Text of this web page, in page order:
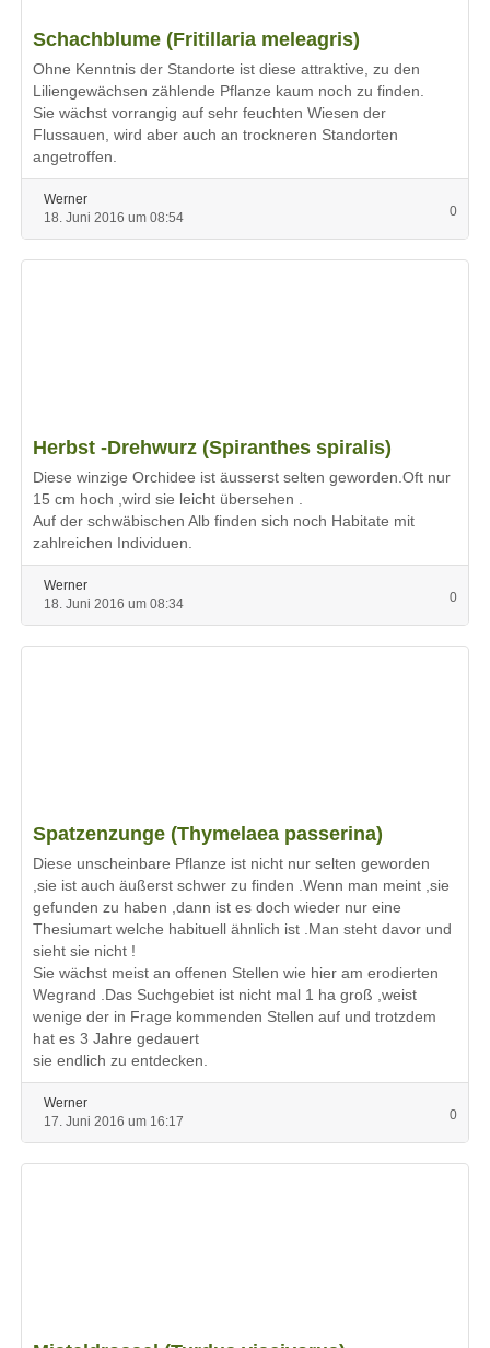
Schachblume (Fritillaria meleagris)
Ohne Kenntnis der Standorte ist diese attraktive, zu den
Liliengewächsen zählende Pflanze kaum noch zu finden.
Sie wächst vorrangig auf sehr feuchten Wiesen der
Flussauen, wird aber auch an trockneren Standorten
angetroffen.
Werner
18. Juni 2016 um 08:54
0
Herbst -Drehwurz (Spiranthes spiralis)
Diese winzige Orchidee ist äusserst selten geworden.Oft nur
15 cm hoch ,wird sie leicht übersehen .
Auf der schwäbischen Alb finden sich noch Habitate mit
zahlreichen Individuen.
Werner
18. Juni 2016 um 08:34
0
Spatzenzunge (Thymelaea passerina)
Diese unscheinbare Pflanze ist nicht nur selten geworden
,sie ist auch äußerst schwer zu finden .Wenn man meint ,sie
gefunden zu haben ,dann ist es doch wieder nur eine
Thesiumart welche habituell ähnlich ist .Man steht davor und
sieht sie nicht !
Sie wächst meist an offenen Stellen wie hier am erodierten
Wegrand .Das Suchgebiet ist nicht mal 1 ha groß ,weist
wenige der in Frage kommenden Stellen auf und trotzdem
hat es 3 Jahre gedauert
sie endlich zu entdecken.
Werner
17. Juni 2016 um 16:17
0